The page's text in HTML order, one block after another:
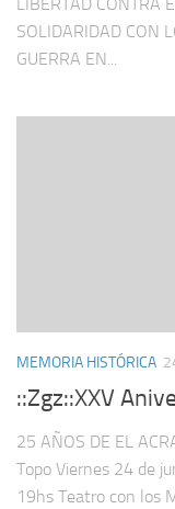
SOLIDARIDAD CON
GUERRA EN...
MEMORIA HISTÓRICA
::Zgz::XXV
25 AÑOS DE EL
Topo Viernes 24 de
19hs Teatro con los